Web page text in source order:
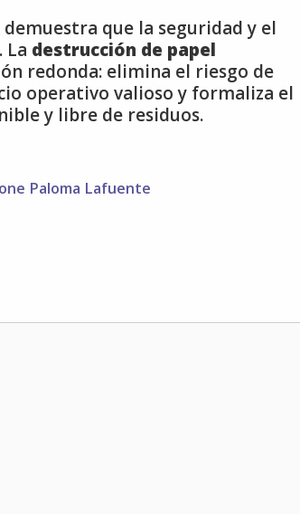
que la seguridad y el
La destrucción de papel
redonda: elimina el riesgo de
operativo valioso y formaliza el
y libre de residuos.
Paloma Lafuente